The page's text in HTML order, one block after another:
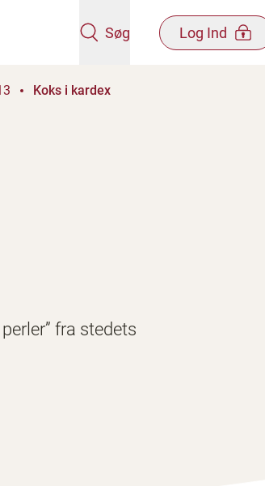
Søg Log Ind
Koks i kardex
fra stedets